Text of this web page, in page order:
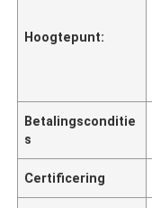
Hoogtepunt:
Betalingsconditie
s
Certificering